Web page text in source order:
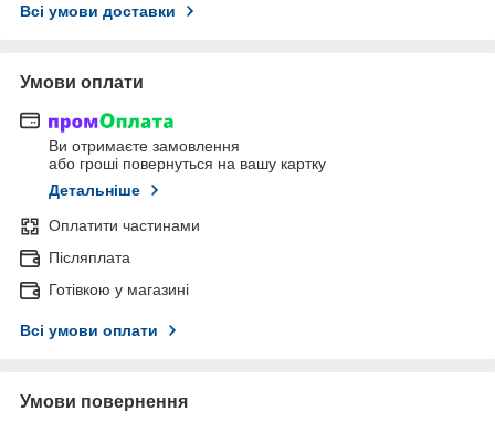
Всі умови доставки
Умови оплати
Ви отримаєте замовлення
або гроші повернуться на вашу картку
Детальніше
Оплатити частинами
Післяплата
Готівкою у магазині
Всі умови оплати
Умови повернення